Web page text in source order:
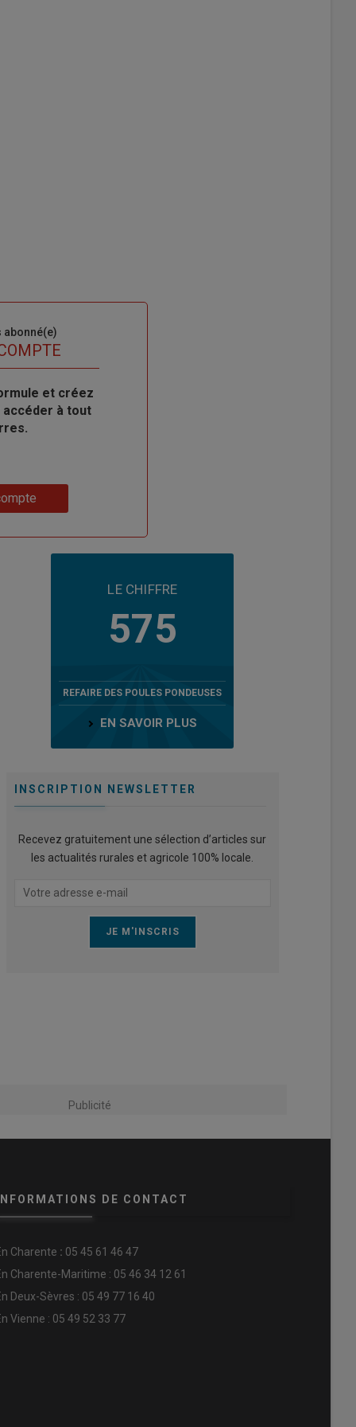
abonné(e)
et créez
à tout
LE CHIFFRE
575
REFAIRE DES POULES PONDEUSES
EN SAVOIR PLUS
INSCRIPTION NEWSLETTER
Recevez gratuitement une sélection d’articles sur
les actualités rurales et agricole 100% locale.
Publicité
DE CONTACT
Charente : 05 45 61 46 47
Charente-Maritime : 05 46 34 12 61
Deux-Sèvres : 05 49 77 16 40
Vienne : 05 49 52 33 77